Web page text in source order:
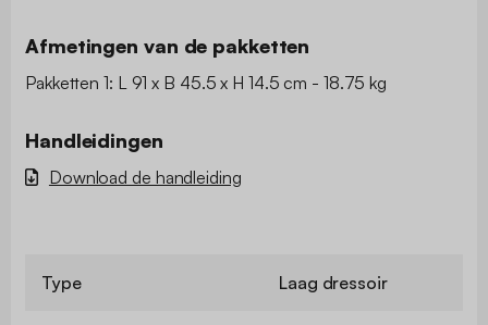
Afmetingen van de pakketten
Pakketten 1: L 91 x B 45.5 x H 14.5 cm - 18.75 kg
Handleidingen
Download de handleiding
Type Laag dressoir